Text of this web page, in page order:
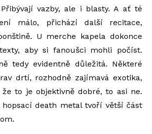
vazby, ale i blasty. A ať té
málo, přichází další recitace,
U merche kapela dokonce
aby si fanoušci mohli počíst.
tedy evidentně důležitá. Některé
drtí, rozhodně zajímavá exotika,
to je objektivně dobré, to asi ne.
hopsací death metal tvoří větší část